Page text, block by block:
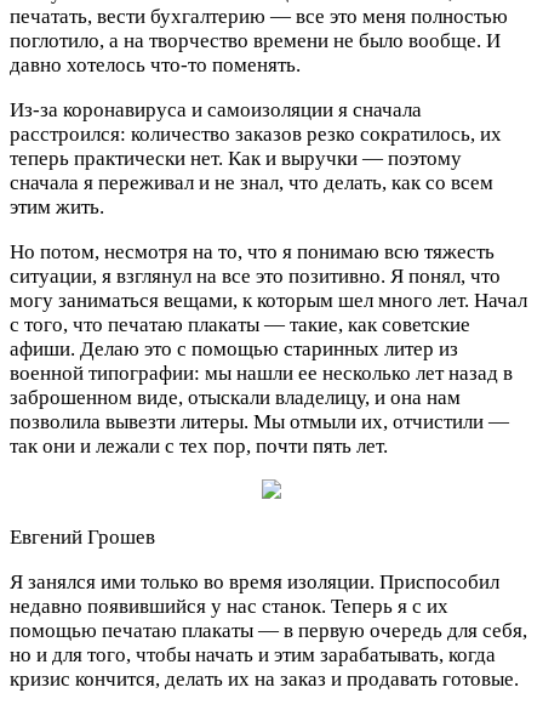
печатать, вести бухгалтерию — все это меня полностью
поглотило, а на творчество времени не было вообще. И
давно хотелось что-то поменять.
Из-за коронавируса и самоизоляции я сначала
расстроился: количество заказов резко сократилось, их
теперь практически нет. Как и выручки — поэтому
сначала я переживал и не знал, что делать, как со всем
этим жить.
Но потом, несмотря на то, что я понимаю всю тяжесть
ситуации, я взглянул на все это позитивно. Я понял, что
могу заниматься вещами, к которым шел много лет. Начал
с того, что печатаю плакаты — такие, как советские
афиши. Делаю это с помощью старинных литер из
военной типографии: мы нашли ее несколько лет назад в
заброшенном виде, отыскали владелицу, и она нам
позволила вывезти литеры. Мы отмыли их, отчистили —
так они и лежали с тех пор, почти пять лет.
Евгений Грошев
Я занялся ими только во время изоляции. Приспособил
недавно появившийся у нас станок. Теперь я с их
помощью печатаю плакаты — в первую очередь для себя,
но и для того, чтобы начать и этим зарабатывать, когда
кризис кончится, делать их на заказ и продавать готовые.